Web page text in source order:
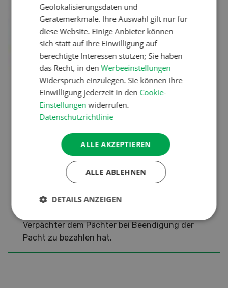
In der Praxis wird die schriftliche Zustimmung
als Zusatz zum Pachtvertrag festgehalten.
Darin werden die Baukosten einschliesslich
Eigenleistungen aufgeführt. Die Investition
Abschreibungsdauer linear abgeschrieben.
Verpächter dem Pächter bei Beendigung der
Pacht zu bezahlen hat.
Geolokalisierungsdaten und
Gerätemerkmale. Ihre Auswahl gilt nur für
diese Website. Einige Anbieter können
sich statt auf Ihre Einwilligung auf
berechtigte Interessen stützen; Sie haben
das Recht, in denWerbeeinstellungen
Widerspruch einzulegen. Sie können Ihre
Einwilligung jederzeit in den Cookie-
Einstellungen widerrufen.
Datenschutzrichtlinie
ALLE AKZEPTIEREN
ALLE ABLEHNEN
DETAILS ANZEIGEN